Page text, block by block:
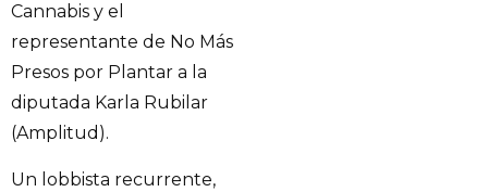
Cannabis y el
representante de No Más
Presos por Plantar a la
diputada Karla Rubilar
(Amplitud).
Un lobbista recurrente,